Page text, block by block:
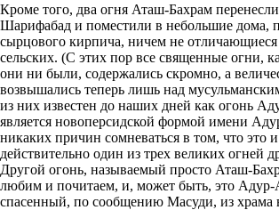
Кроме того, два огня Аташ-Бахрам
Шарифабад и поместили в небольшие дома,
сырцового кирпича, ничем не
сельских. (С этих пор все священные огни,
они ни были, содержались скромно, а
возвышались теперь лишь над
из них известен до наших дней как огонь
является новоперсидской формой имени
никаких причин сомневаться в том, что это и
действительно один из трех великих огней
Другой огонь, называемый просто Аташ-
любим и почитаем, и, может быть, это Адур-
спасенный, по сообщению Масуди, из храма